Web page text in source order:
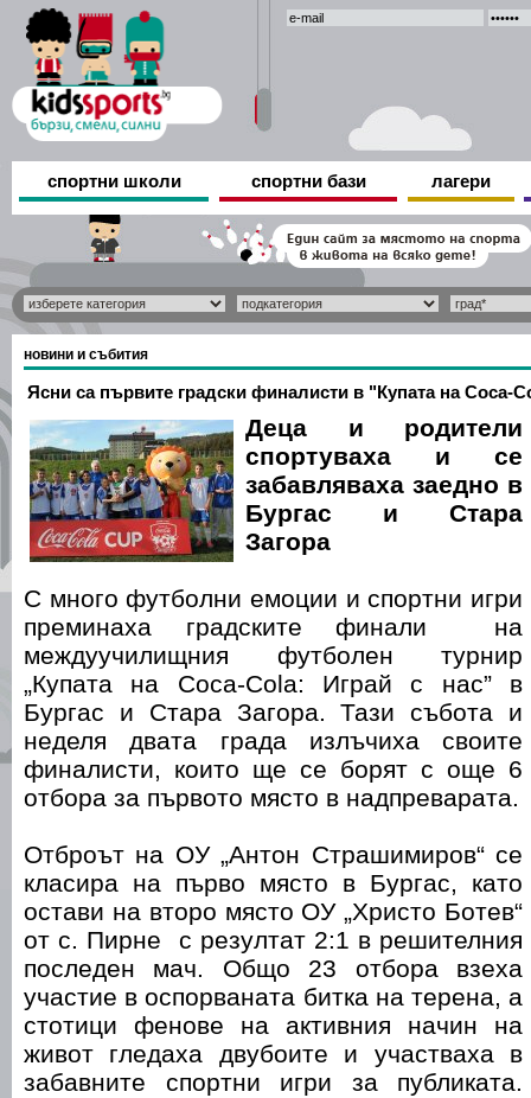
спортни школи спортни бази лагери
новини и събития
Ясни са първите градски финалисти в "Купата на Coca-
Деца и родители
спортуваха и се
забавляваха заедно в
Бургас и Стара
Загора
С много футболни емоции и спортни игри
преминаха градските финали на
междуучилищния футболен турнир
„Купата на Coca-Cola: Играй с нас” в
Бургас и Стара Загора. Тази събота и
неделя двата града излъчиха своите
финалисти, които ще се борят с още 6
отбора за първото място в надпреварата.
Отброът на ОУ „Антон Страшимиров“ се
класира на първо място в Бургас, като
остави на второ място ОУ „Христо Ботев“
от с. Пирне с резултат 2:1 в решителния
последен мач. Общо 23 отбора взеха
участие в оспорваната битка на терена, а
стотици фенове на активния начин на
живот гледаха двубоите и участваха в
забавните спортни игри за публиката.